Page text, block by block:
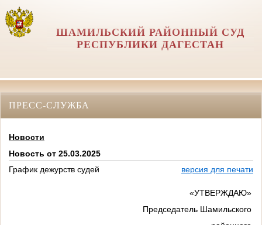
ШАМИЛЬСКИЙ РАЙОННЫЙ СУД
РЕСПУБЛИКИ ДАГЕСТАН
ПРЕСС-СЛУЖБА
Новости
Новость от 25.03.2025
График дежурств судей
версия для печати
«УТВЕРЖДАЮ»
Председатель Шамильского